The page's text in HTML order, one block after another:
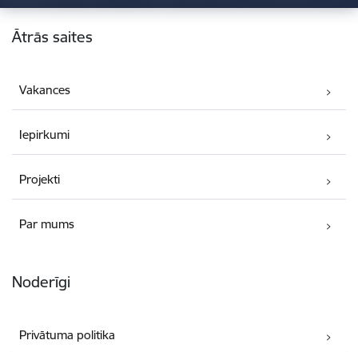
Kājene
Ātrās saites
Vakances
Iepirkumi
Projekti
Par mums
Noderīgi
Privātuma politika